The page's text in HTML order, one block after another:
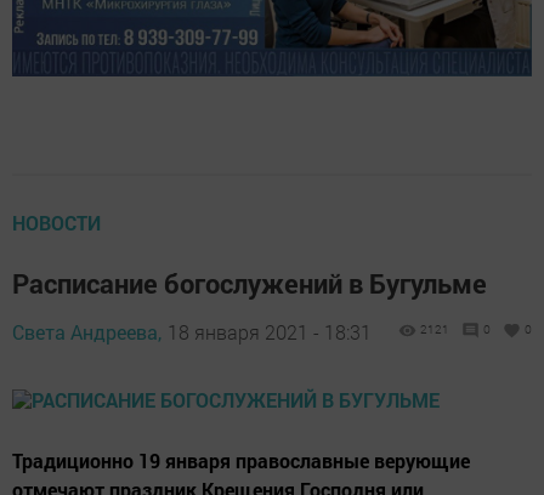
НОВОСТИ
Расписание богослужений в Бугульме
Света Андреева, 18 января 2021 - 18:31 2121 0 0
Традиционно 19 января православные верующие